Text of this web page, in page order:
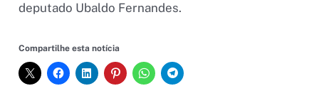
deputado Ubaldo Fernandes.
Compartilhe esta notícia